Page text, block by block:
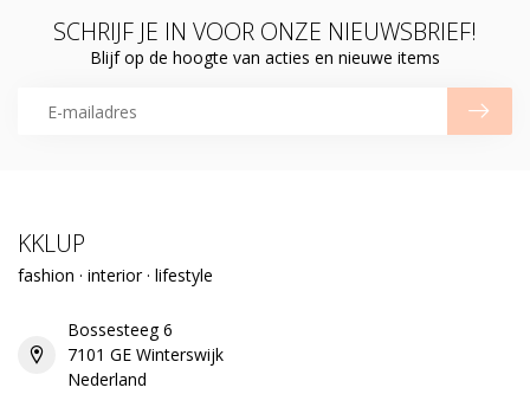
SCHRIJF JE IN VOOR ONZE NIEUWSBRIEF!
Blijf op de hoogte van acties en nieuwe items
KKLUP
fashion · interior · lifestyle
Bossesteeg 6
7101 GE Winterswijk
Nederland